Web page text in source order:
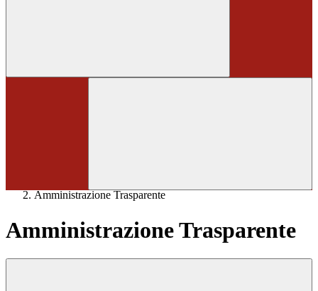
Amministrazione Trasparente
Amministrazione Trasparente